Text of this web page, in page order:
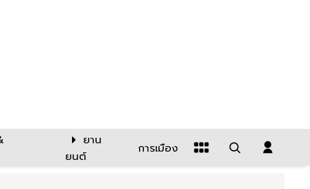
ยาน
ยนต์
การเมือง